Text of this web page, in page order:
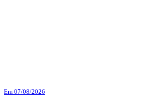
Em 07/08/2026